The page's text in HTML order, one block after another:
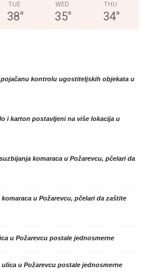
TUE
38°
WED
35°
THU
34°
kontrolu ugostiteljskih objekata u
i karton postavljeni na više lokacija u
komaraca u Požarevcu, pčelari da
u Požarevcu, pčelari da zaštite
u Požarevcu postale jednosmerne
u Požarevcu postale jednosmerne